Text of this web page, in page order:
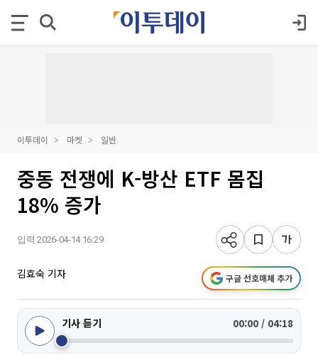
이투데이 마켓 일반
중동 전쟁에 K-방산 ETF 몸집
18% 증가
입력 2026-04-14 16:29
김효숙 기자 구글 선호매체 추가
기사 듣기 00:00 / 04:18